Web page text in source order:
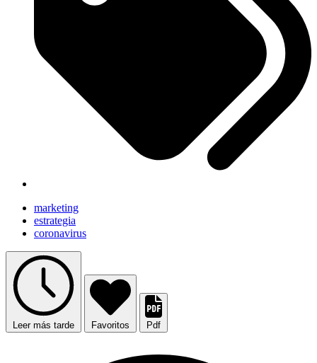
marketing
estrategia
coronavirus
Leer más tarde Favoritos Pdf